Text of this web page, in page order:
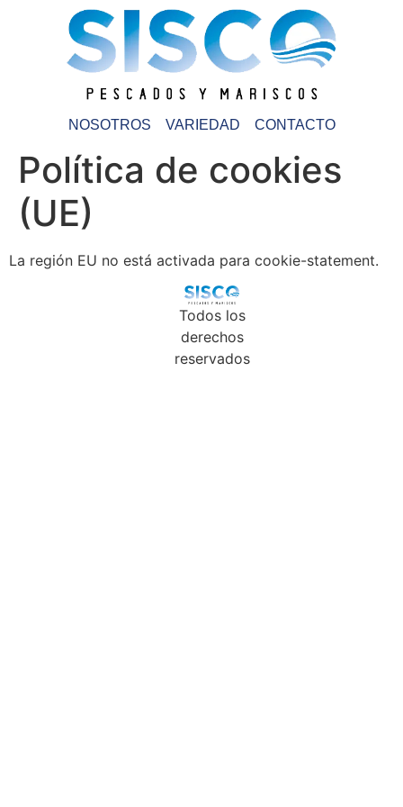
NOSOTROS VARIEDAD CONTACTO
Política de cookies
(UE)
La región EU no está activada para cookie-statement.
Todos los
derechos
reservados